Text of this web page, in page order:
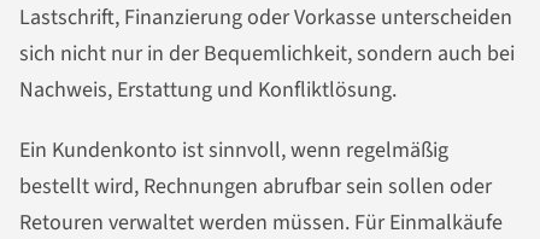
Lastschrift, Finanzierung oder Vorkasse unterscheiden
sich nicht nur in der Bequemlichkeit, sondern auch bei
Nachweis, Erstattung und Konfliktlösung.
Ein Kundenkonto ist sinnvoll, wenn regelmäßig
bestellt wird, Rechnungen abrufbar sein sollen oder
Retouren verwaltet werden müssen. Für Einmalkäufe